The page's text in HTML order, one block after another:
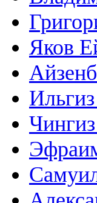
Яков